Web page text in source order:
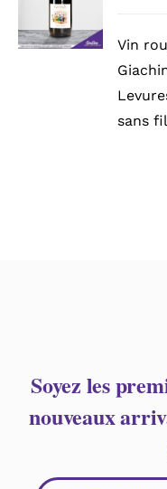
/
DÉTAILS
Vin
sans
Soyez les
nouveaux